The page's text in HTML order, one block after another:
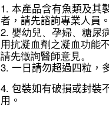
1. 本產品含有魚類及其
者，請先諮詢專業人員。
2. 嬰幼兒、孕婦、糖尿
用抗凝血劑之凝血功能
請先徵詢醫師意見。
3. 一日請勿超過四粒，
4. 包裝如有破損或封裝
用。